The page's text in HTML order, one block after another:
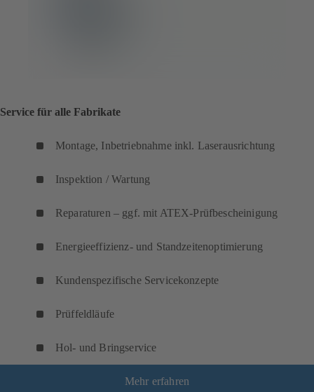
Service für alle Fabrikate
Montage, Inbetriebnahme inkl. Laserausrichtung
Inspektion / Wartung
Reparaturen – ggf. mit ATEX-Prüfbescheinigung
Energieeffizienz- und Standzeitenoptimierung
Kundenspezifische Servicekonzepte
Prüffeldläufe
Hol- und Bringservice
Mehr erfahren